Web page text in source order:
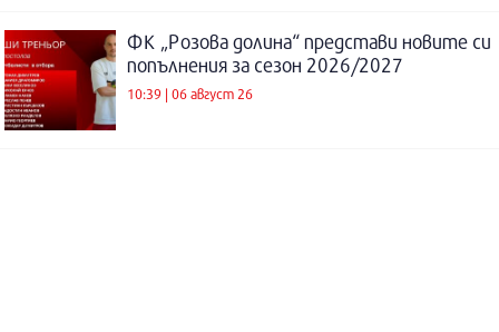
ФК „Розова долина“ представи новите си
попълнения за сезон 2026/2027
10:39 | 06 август 26